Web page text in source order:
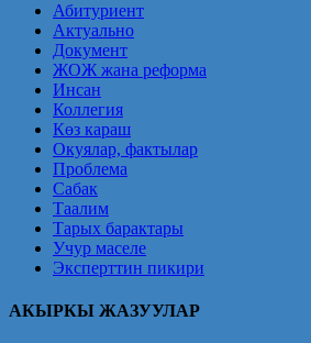
Абитуриент
Актуально
Документ
ЖОЖ жана реформа
Инсан
Коллегия
Көз караш
Окуялар, фактылар
Проблема
Сабак
Таалим
Тарых барактары
Учур маселе
Эксперттин пикири
АКЫРКЫ ЖАЗУУЛАР